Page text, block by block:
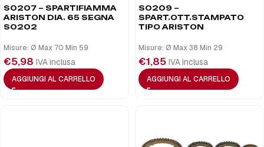
S0207 – SPARTIFIAMMA
ARISTON DIA. 65 SEGNA
S0202
Misure: Ø Max 70 Min 59
€5,98 IVA inclusa
AGGIUNGI AL CARRELLO
S0209 –
SPART.OTT.STAMPATO
TIPO ARISTON
Misure: Ø Max 38 Min 29
€1,85 IVA inclusa
AGGIUNGI AL CARRELLO